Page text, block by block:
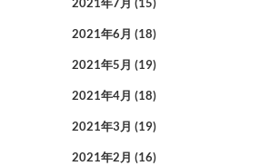
2021年7月 (15)
2021年6月 (18)
2021年5月 (19)
2021年4月 (18)
2021年3月 (19)
2021年2月 (16)